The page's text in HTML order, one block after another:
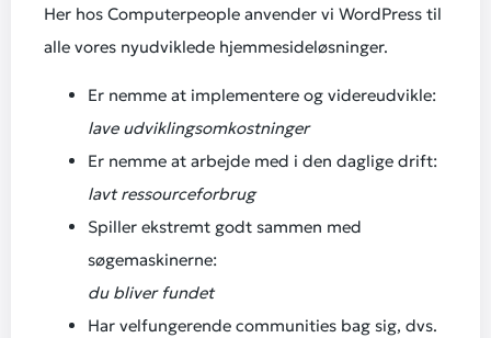
Her hos Computerpeople anvender vi WordPress til
alle vores nyudviklede hjemmesideløsninger.
Er nemme at implementere og videreudvikle:
lave udviklingsomkostninger
Er nemme at arbejde med i den daglige drift:
lavt ressourceforbrug
Spiller ekstremt godt sammen med
søgemaskinerne:
du bliver fundet
Har velfungerende communities bag sig, dvs.